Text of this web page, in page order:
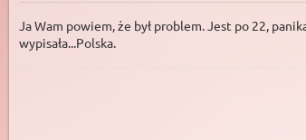
Ja Wam powiem, że był problem. Jest po 22,
wypisała...Polska.